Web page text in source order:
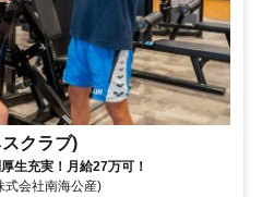
クラブ)
生充実！月給27万可！
式会社南海公産)